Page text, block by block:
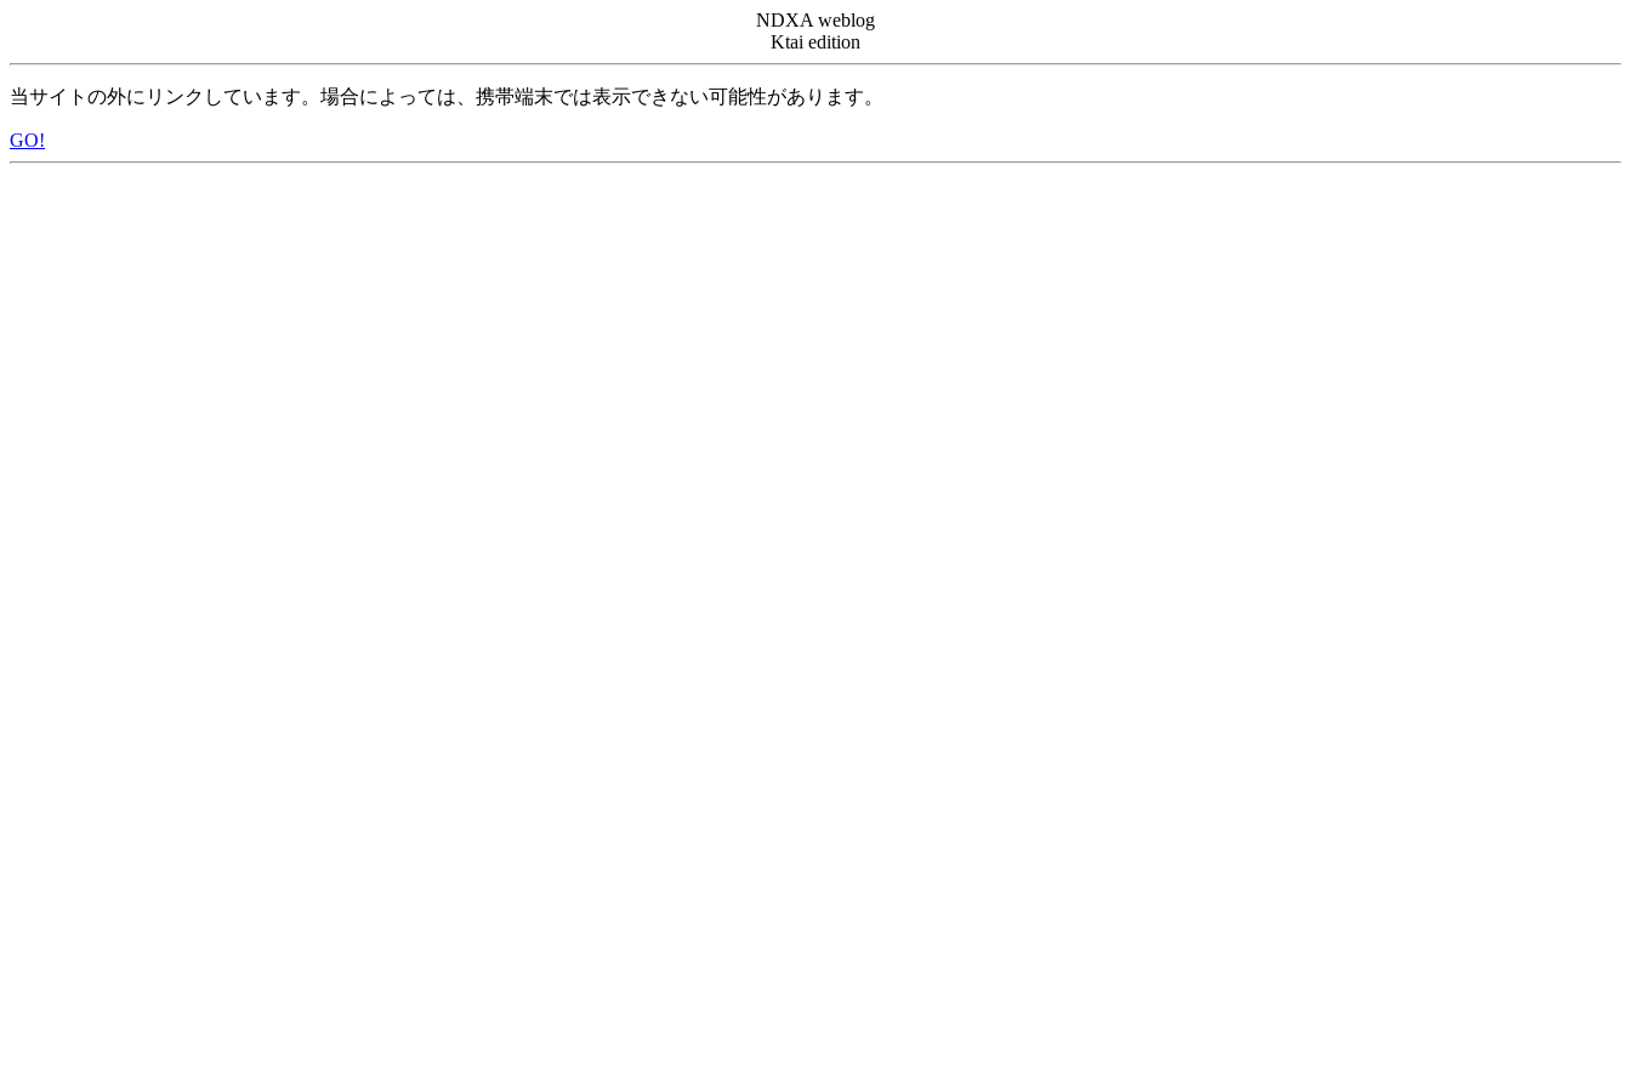
NDXA weblog
Ktai edition
当サイトの外にリンクしています。場合によっては、携帯端末では表示できない可能性があります。
GO!